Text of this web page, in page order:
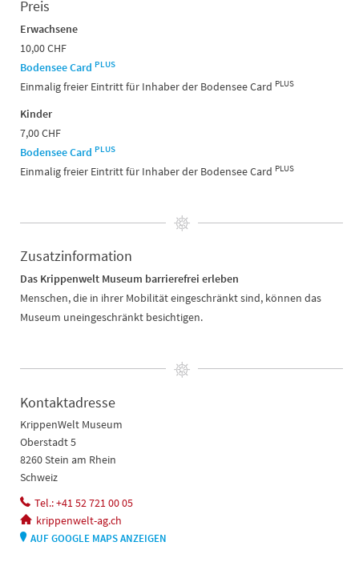
Preis
Erwachsene
10,00 CHF
Bodensee Card PLUS
Einmalig freier Eintritt für Inhaber der Bodensee Card PLUS
Kinder
7,00 CHF
Bodensee Card PLUS
Einmalig freier Eintritt für Inhaber der Bodensee Card PLUS
Zusatzinformation
Das Krippenwelt Museum barrierefrei erleben
Menschen, die in ihrer Mobilität eingeschränkt sind, können das
Museum uneingeschränkt besichtigen.
Kontaktadresse
KrippenWelt Museum
Oberstadt 5
8260 Stein am Rhein
Schweiz
Tel.: +41 52 721 00 05
krippenwelt-ag.ch
AUF GOOGLE MAPS ANZEIGEN